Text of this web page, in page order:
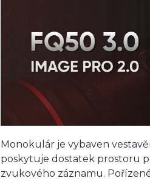
Monokulár je vybaven
poskytuje dostatek prostoru
zvukového záznamu.